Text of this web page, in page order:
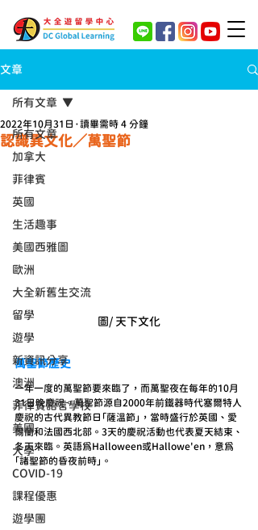
文章
所有文章
加拿大
菲律賓
英國
生活趣事
美國西雅圖
歐洲
大全新舊生交流
留學
遊學
新資訊分享
澳洲
菲律賓語言學校
美國
大學
COVID-19
課程優惠
遊學團
所有文章
認識異文化／萬聖節
2022年10月31日 讀畢需時 4 分鐘
圖/ 天下文化
萬聖節歷史
一年一度的萬聖節要來臨了，而萬聖夜在每年的10月
31日晚慶祝。萬聖節源自2000年前鐵器時代塞爾特人
慶祝的古代異教節日「薩溫節」，當時盛行於英國、愛
爾蘭和法國西北部。3天的慶祝活動也代表夏天結束、
冬天來臨。英語為Halloween或Hallowe'en，意為
「諸聖節的昏夜前時」。